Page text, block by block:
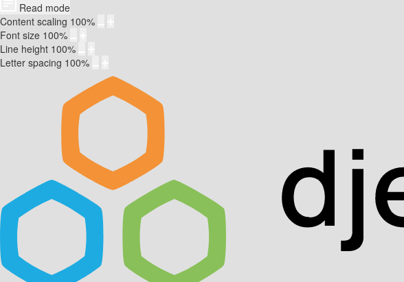
Read mode
Content scaling 100%
Font size 100%
Line height 100%
Letter spacing 100%